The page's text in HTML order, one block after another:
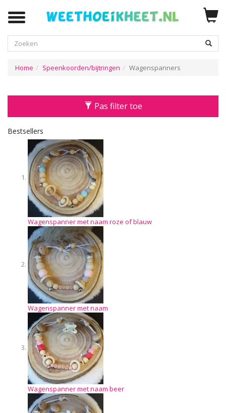
Zoeken
Home Speenkoorden/bijtringen Wagenspanners
Pas filter toe
Bestsellers
Wagenspanner met naam roze of blauw
Wagenspanner met naam
Wagenspanner met naam beer